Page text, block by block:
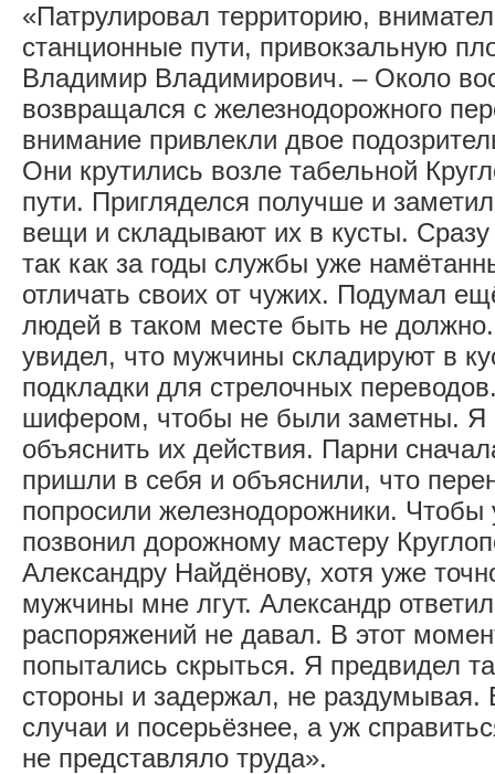
«Патрулировал территорию,
станционные пути, привокзальную
Владимир Владимирович. – Около
возвращался с железнодорожного
внимание привлекли двое
Они крутились возле табельной
пути. Пригляделся получше и
вещи и складывают их в кусты.
так как за годы службы уже
отличать своих от чужих. Подумал
людей в таком месте быть не
увидел, что мужчины складируют в
подкладки для стрелочных
шифером, чтобы не были заметны. Я
объяснить их действия. Парни
пришли в себя и объяснили, что
попросили железнодорожники. Чтобы
позвонил дорожному мастеру
Александру Найдёнову, хотя уже
мужчины мне лгут. Александр
распоряжений не давал. В этот
попытались скрыться. Я предвидел
стороны и задержал, не раздумывая.
случаи и посерьёзнее, а уж
не представляло труда».